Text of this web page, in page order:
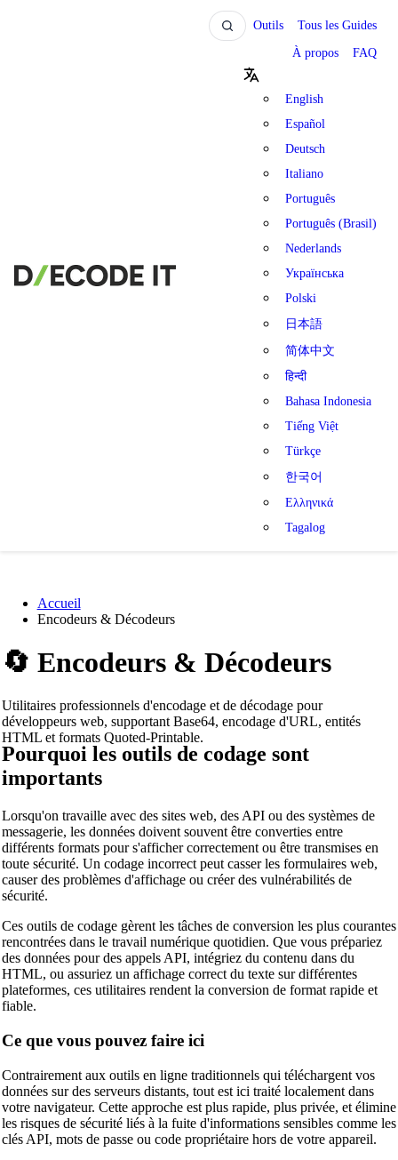
Outils Tous les Guides
À propos FAQ
English
Español
Deutsch
Italiano
Português
Português (Brasil)
Nederlands
Українська
Polski
日本語
简体中文
हिन्दी
Bahasa Indonesia
Tiếng Việt
Türkçe
한국어
Ελληνικά
Tagalog
Accueil
Encodeurs & Décodeurs
🔄 Encodeurs & Décodeurs
Utilitaires professionnels d'encodage et de décodage pour
développeurs web, supportant Base64, encodage d'URL, entités
HTML et formats Quoted-Printable.
Pourquoi les outils de codage sont
importants
Lorsqu'on travaille avec des sites web, des API ou des systèmes de
messagerie, les données doivent souvent être converties entre
différents formats pour s'afficher correctement ou être transmises en
toute sécurité. Un codage incorrect peut casser les formulaires web,
causer des problèmes d'affichage ou créer des vulnérabilités de
sécurité.
Ces outils de codage gèrent les tâches de conversion les plus courantes
rencontrées dans le travail numérique quotidien. Que vous prépariez
des données pour des appels API, intégriez du contenu dans du
HTML, ou assuriez un affichage correct du texte sur différentes
plateformes, ces utilitaires rendent la conversion de format rapide et
fiable.
Ce que vous pouvez faire ici
Contrairement aux outils en ligne traditionnels qui téléchargent vos
données sur des serveurs distants, tout est ici traité localement dans
votre navigateur. Cette approche est plus rapide, plus privée, et élimine
les risques de sécurité liés à la fuite d'informations sensibles comme les
clés API, mots de passe ou code propriétaire hors de votre appareil.